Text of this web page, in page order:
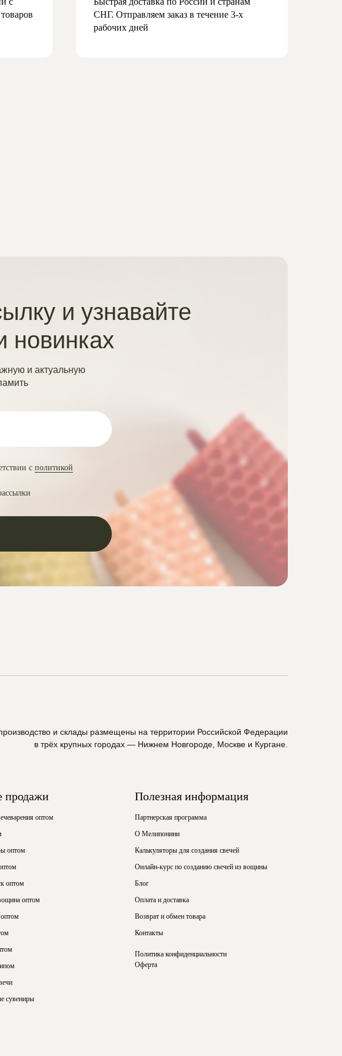
СНГ. Отправляем заказ в течение 3-х
рабочих дней
и актуальную
и узнавайте
новинках
с политикой
и склады размещены на территории Российской Федерации
в трёх крупных городах — Нижнем Новгороде, Москве и Кургане.
продажи
оптом
оптом
оптом
оптом
сувениры
Полезная информация
Партнерская программа
О Мелипонини
Калькуляторы для создания свечей
Онлайн-курс по созданию свечей из вощины
Блог
Оплата и доставка
Возврат и обмен товара
Контакты
Политика конфиденциальности
Оферта